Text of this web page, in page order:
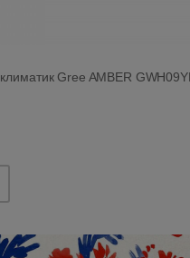
Gree AMBER